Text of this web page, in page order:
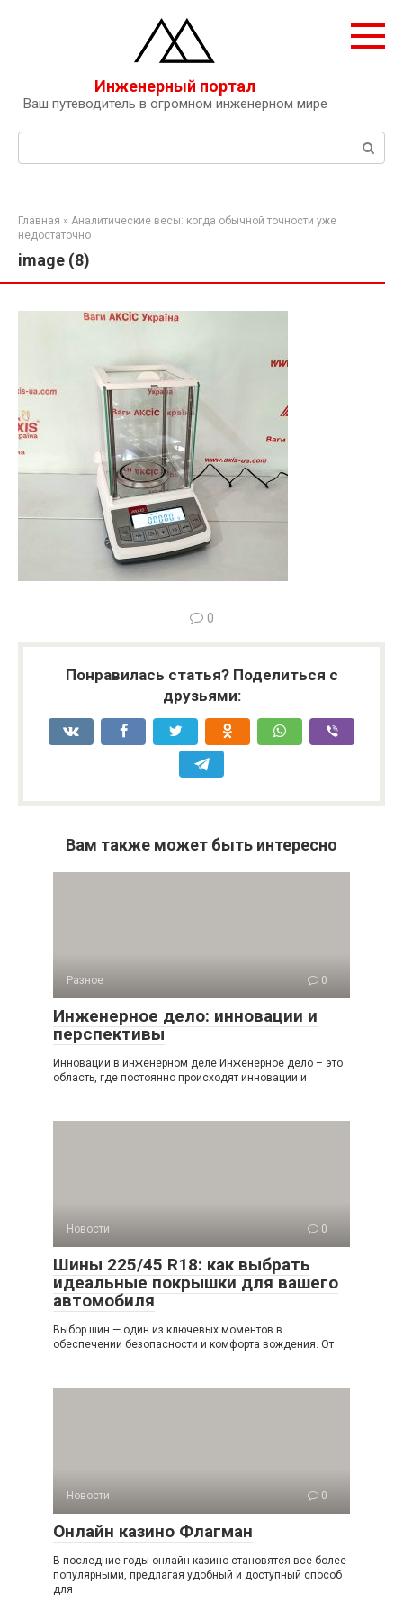
Инженерный портал
Ваш путеводитель в огромном инженерном мире
Поиск:
Главная » Аналитические весы: когда обычной точности уже
недостаточно
image (8)
0
Понравилась статья? Поделиться с
друзьями:
Вам также может быть интересно
Разное 0
Инженерное дело: инновации и
перспективы
Инновации в инженерном деле Инженерное дело – это
область, где постоянно происходят инновации и
Новости 0
Шины 225/45 R18: как выбрать
идеальные покрышки для вашего
автомобиля
Выбор шин — один из ключевых моментов в
обеспечении безопасности и комфорта вождения. От
Новости 0
Онлайн казино Флагман
В последние годы онлайн-казино становятся все более
популярными, предлагая удобный и доступный способ
для